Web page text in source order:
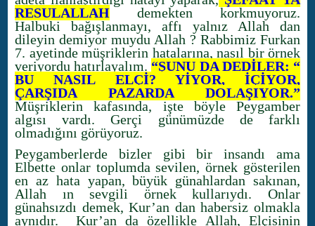
RESULALLAH demekten korkmuyoruz.
Halbuki bağışlanmayı, affı yalnız Allah dan
dileyin demiyor muydu Allah ? Rabbimiz Furkan
7. ayetinde müşriklerin hatalarına, nasıl bir örnek
veriyordu hatırlayalım. “ŞUNU DA DEDİLER: “
BU NASIL ELÇİ? YİYOR, İÇİYOR,
ÇARŞIDA PAZARDA DOLAŞIYOR.”
Müşriklerin kafasında, işte böyle Peygamber
algısı vardı. Gerçi günümüzde de farklı
olmadığını görüyoruz.
Peygamberlerde bizler gibi bir insandı ama
Elbette onlar toplumda sevilen, örnek gösterilen
en az hata yapan, büyük günahlardan sakınan,
Allah ın sevgili örnek kullarıydı. Onlar
günahsızdı demek, Kur’an dan habersiz olmakla
aynıdır. Kur’an da özellikle Allah, Elçisinin